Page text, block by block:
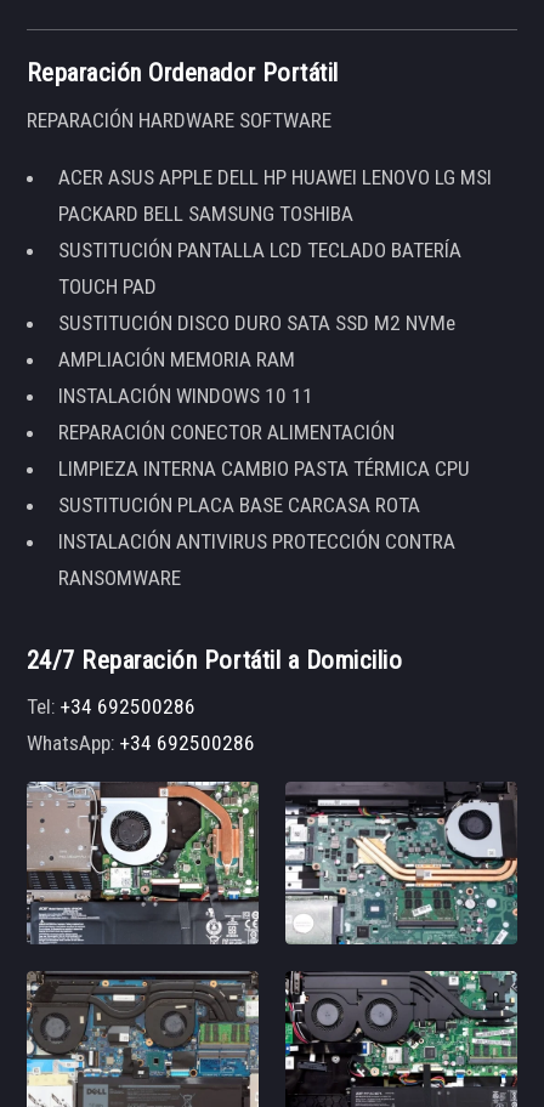
Reparación Ordenador Portátil
REPARACIÓN HARDWARE SOFTWARE
ACER ASUS APPLE DELL HP HUAWEI LENOVO LG MSI
PACKARD BELL SAMSUNG TOSHIBA
SUSTITUCIÓN PANTALLA LCD TECLADO BATERÍA
TOUCH PAD
SUSTITUCIÓN DISCO DURO SATA SSD M2 NVMe
AMPLIACIÓN MEMORIA RAM
INSTALACIÓN WINDOWS 10 11
REPARACIÓN CONECTOR ALIMENTACIÓN
LIMPIEZA INTERNA CAMBIO PASTA TÉRMICA CPU
SUSTITUCIÓN PLACA BASE CARCASA ROTA
INSTALACIÓN ANTIVIRUS PROTECCIÓN CONTRA
RANSOMWARE
24/7 Reparación Portátil a Domicilio
Tel:+34 692500286
WhatsApp:+34 692500286